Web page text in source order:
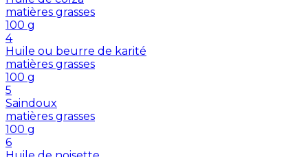
matières grasses
100 g
4
Huile ou beurre de karité
matières grasses
100 g
5
Saindoux
matières grasses
100 g
6